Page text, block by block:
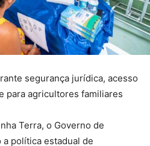
segurança jurídica, acesso
para agricultores familiares
Terra, o Governo de
política estadual de